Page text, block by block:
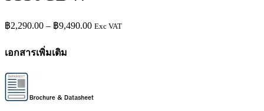
฿2,290.00 – ฿9,490.00Price
Exc VAT
เอกสารเพิ่มเติม